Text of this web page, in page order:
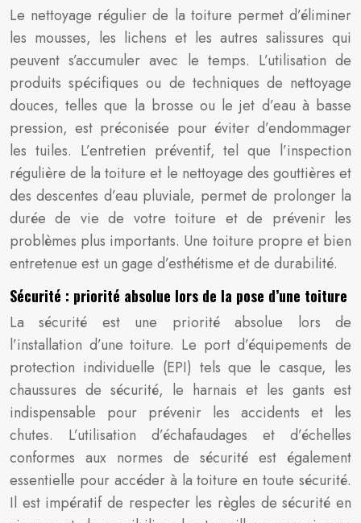
Le nettoyage régulier de la toiture permet d’éliminer
les mousses, les lichens et les autres salissures qui
peuvent s’accumuler avec le temps. L’utilisation de
produits spécifiques ou de techniques de nettoyage
douces, telles que la brosse ou le jet d’eau à basse
pression, est préconisée pour éviter d’endommager
les tuiles. L’entretien préventif, tel que l’inspection
régulière de la toiture et le nettoyage des gouttières et
des descentes d’eau pluviale, permet de prolonger la
durée de vie de votre toiture et de prévenir les
problèmes plus importants. Une toiture propre et bien
entretenue est un gage d’esthétisme et de durabilité.
Sécurité : priorité absolue lors de la pose d’une toiture
La sécurité est une priorité absolue lors de
l’installation d’une toiture. Le port d’équipements de
protection individuelle (EPI) tels que le casque, les
chaussures de sécurité, le harnais et les gants est
indispensable pour prévenir les accidents et les
chutes. L’utilisation d’échafaudages et d’échelles
conformes aux normes de sécurité est également
essentielle pour accéder à la toiture en toute sécurité.
Il est impératif de respecter les règles de sécurité en